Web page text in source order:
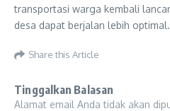
transportasi warga kembali
desa dapat berjalan lebih
Share this Article
Tinggalkan Balasan
Alamat email Anda tidak akan